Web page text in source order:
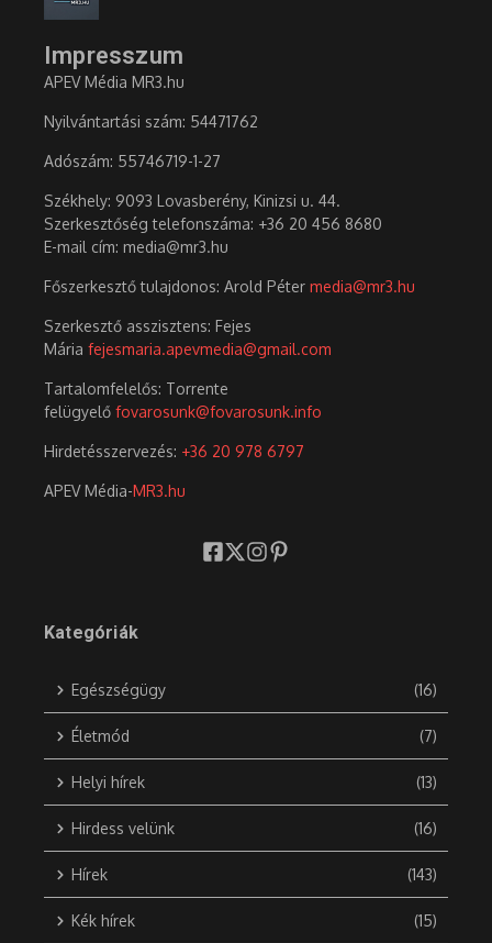
Impresszum
APEV Média MR3.hu
Nyilvántartási szám: 54471762
Adószám: 55746719-1-27
Székhely: 9093 Lovasberény, Kinizsi u. 44.
Szerkesztőség telefonszáma: +36 20 456 8680
E-mail cím: media@mr3.hu
Főszerkesztő tulajdonos: Arold Péter media@mr3.hu
Szerkesztő asszisztens: Fejes
Mária fejesmaria.apevmedia@gmail.com
Tartalomfelelős: Torrente
felügyelő fovarosunk@fovarosunk.info
Hirdetésszervezés: +36 20 978 6797
APEV Média-MR3.hu
Kategóriák
Egészségügy (16)
Életmód (7)
Helyi hírek (13)
Hirdess velünk (16)
Hírek (143)
Kék hírek (15)